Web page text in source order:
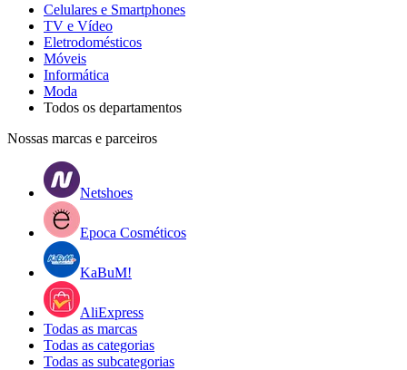
Celulares e Smartphones
TV e Vídeo
Eletrodomésticos
Móveis
Informática
Moda
Todos os departamentos
Nossas marcas e parceiros
Netshoes
Epoca Cosméticos
KaBuM!
AliExpress
Todas as marcas
Todas as categorias
Todas as subcategorias